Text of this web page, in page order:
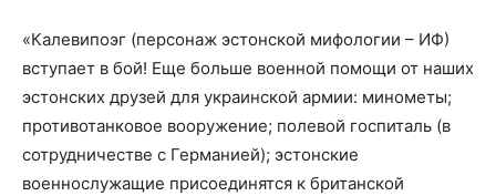
«Калевипоэг (персонаж эстонской мифологии – ИФ)
вступает в бой! Еще больше военной помощи от наших
эстонских друзей для украинской армии: минометы;
противотанковое вооружение; полевой госпиталь (в
сотрудничестве с Германией); эстонские
военнослужащие присоединятся к британской